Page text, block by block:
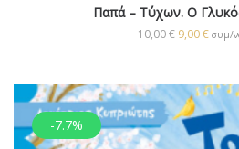
Παπά – Τύχων. Ο
10,00€ 9,00€ συμ/
-7.7%